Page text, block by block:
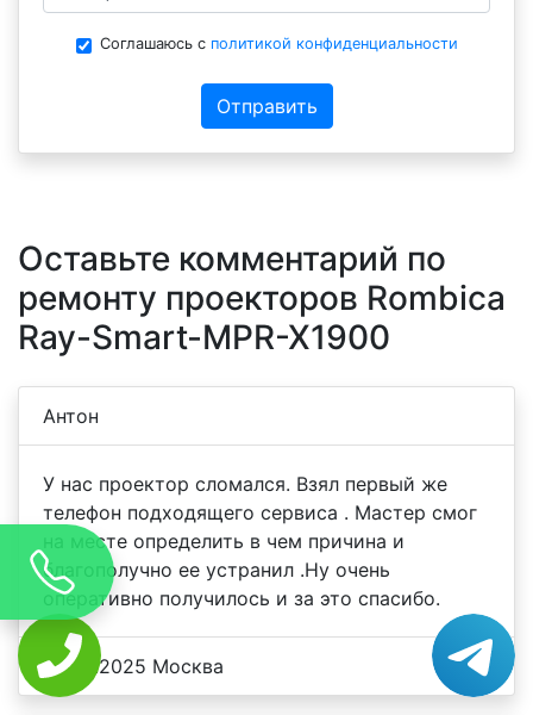
Соглашаюсь с политикой конфиденциальности
Отправить
Оставьте комментарий по
ремонту проекторов Rombica
Ray-Smart-MPR-X1900
Антон
У нас проектор сломался. Взял первый же
телефон подходящего сервиса . Мастер смог
на месте определить в чем причина и
благополучно ее устранил .Ну очень
оперативно получилось и за это спасибо.
23.06.2025 Москва